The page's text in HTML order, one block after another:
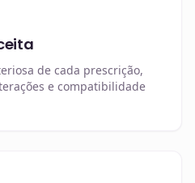
de cada prescrição,
e compatibilidade